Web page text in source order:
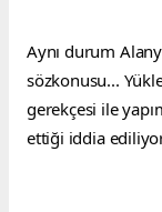
Aynı durum
sözkonusu...
gerekçesi ile
ettiği iddia